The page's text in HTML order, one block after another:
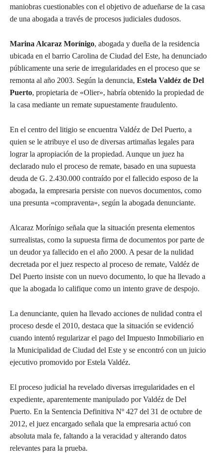
maniobras cuestionables con el objetivo de adueñarse de la casa
de una abogada a través de procesos judiciales dudosos.
Marina Alcaraz Morínigo, abogada y dueña de la residencia
ubicada en el barrio Carolina de Ciudad del Este, ha denunciado
públicamente una serie de irregularidades en el proceso que se
remonta al año 2003. Según la denuncia, Estela Valdéz de Del
Puerto, propietaria de «Olier», habría obtenido la propiedad de
la casa mediante un remate supuestamente fraudulento.
En el centro del litigio se encuentra Valdéz de Del Puerto, a
quien se le atribuye el uso de diversas artimañas legales para
lograr la apropiación de la propiedad. Aunque un juez ha
declarado nulo el proceso de remate, basado en una supuesta
deuda de G. 2.430.000 contraído por el fallecido esposo de la
abogada, la empresaria persiste con nuevos documentos, como
una presunta «compraventa», según la abogada denunciante.
Alcaraz Morínigo señala que la situación presenta elementos
surrealistas, como la supuesta firma de documentos por parte de
un deudor ya fallecido en el año 2000. A pesar de la nulidad
decretada por el juez respecto al proceso de remate, Valdéz de
Del Puerto insiste con un nuevo documento, lo que ha llevado a
que la abogada lo califique como un intento grave de despojo.
La denunciante, quien ha llevado acciones de nulidad contra el
proceso desde el 2010, destaca que la situación se evidenció
cuando intentó regularizar el pago del Impuesto Inmobiliario en
la Municipalidad de Ciudad del Este y se encontró con un juicio
ejecutivo promovido por Estela Valdéz.
El proceso judicial ha revelado diversas irregularidades en el
expediente, aparentemente manipulado por Valdéz de Del
Puerto. En la Sentencia Definitiva Nº 427 del 31 de octubre de
2012, el juez encargado señala que la empresaria actuó con
absoluta mala fe, faltando a la veracidad y alterando datos
relevantes para la prueba.